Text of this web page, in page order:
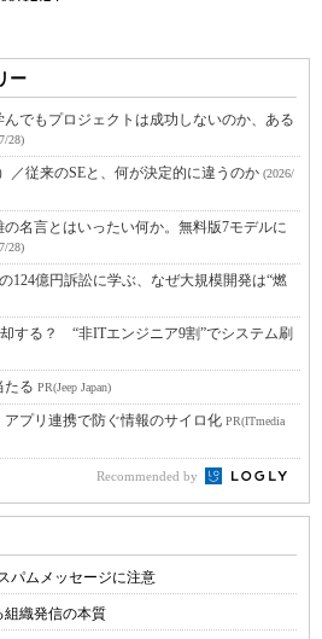
ー
でもプロジェクトは成功しないのか、ある
28)
／従来のSEと、何が決定的に違うのか (2026/
名言とはいったい何か。無料版7モデルに
28)
124億円訴訟に学ぶ、なぜ大規模開発は“燃
却する？ “非ITエンジニア9割”でシステム刷
たる PR(Jeep Japan)
プリ連携で防ぐ情報のサイロ化 PR(ITmedia
Recommended by
パムメッセージに注意
組織発信の本質